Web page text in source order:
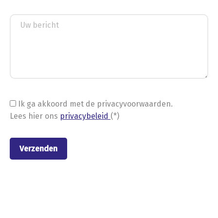
Ik ga akkoord met de privacyvoorwaarden.
Lees hier ons privacybeleid (*)